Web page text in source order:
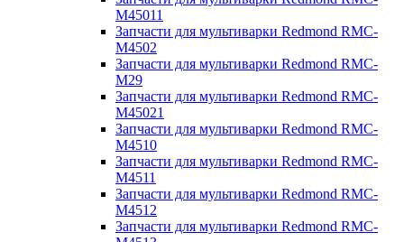
M45011
Запчасти для мультиварки Redmond RMC-
M4502
Запчасти для мультиварки Redmond RMC-
M29
Запчасти для мультиварки Redmond RMC-
M45021
Запчасти для мультиварки Redmond RMC-
M4510
Запчасти для мультиварки Redmond RMC-
M4511
Запчасти для мультиварки Redmond RMC-
M4512
Запчасти для мультиварки Redmond RMC-